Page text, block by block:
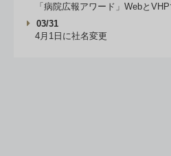
「病院広報アワード」Webと
03/31
4月1日に社名変更